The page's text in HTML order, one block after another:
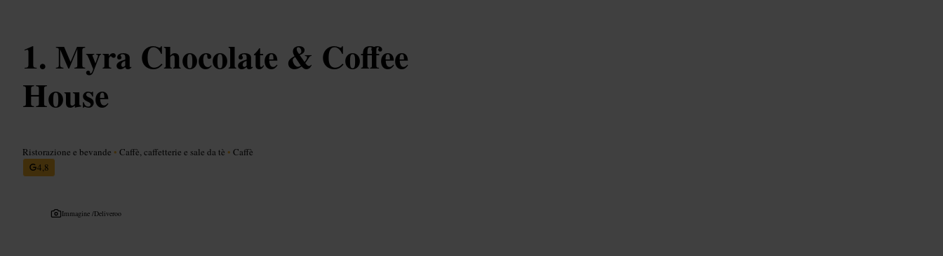
Myra Chocolate & Coffee
House
Ristorazione e bevande • Caffè, caffetterie e sale da tè • Caffè
4,8
Immagine /Deliveroo